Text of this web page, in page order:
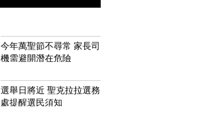
今年萬聖節不尋常 家長司
機需避開潛在危險
選舉日將近 聖克拉拉選務
處提醒選民須知